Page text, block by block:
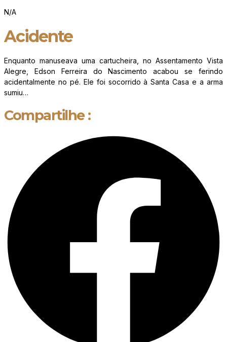
N/A
Acidente
Enquanto manuseava uma cartucheira, no Assentamento Vista
Alegre, Edson Ferreira do Nascimento acabou se ferindo
acidentalmente no pé. Ele foi socorrido à Santa Casa e a arma
sumiu…
Compartilhe :